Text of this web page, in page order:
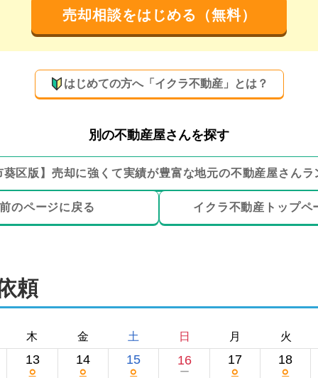
売却相談をはじめる（無料）
はじめての方へ「イクラ不動産」とは？
別の不動産屋さんを探す
葵区版】 売却に強くて実績が豊富な地元の不動産屋さんラ
前のページに戻る イクラ不動産トップペ
頼
木 金 土 日 月 火
13
○
14
○
15
○
16
ー
17
○
18
○